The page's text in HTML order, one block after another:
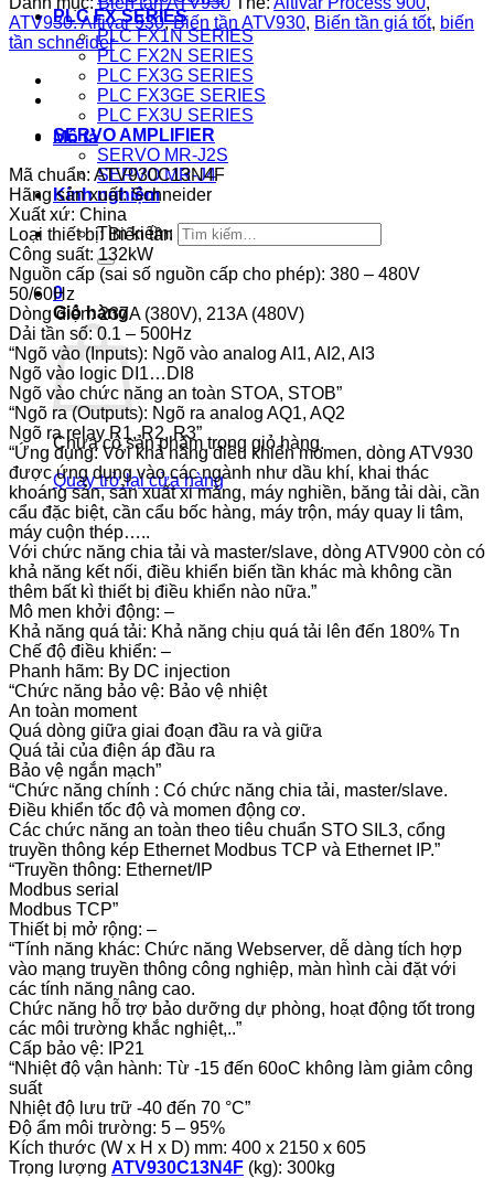
PLC FX SERIES
PLC FX1N SERIES
PLC FX2N SERIES
PLC FX3G SERIES
PLC FX3GE SERIES
PLC FX3U SERIES
SERVO AMPLIFIER
SERVO MR-J2S
SERVO MR-J4
Kinh nghiệm
Tìm kiếm:
0
Giỏ hàng
Chưa có sản phẩm trong giỏ hàng.
Quay trở lại cửa hàng
ATV930. Altivar 930,Biến tần ATV930, Biến tần giá tốt, biến
tần schneider
Mô tả
Mã chuẩn: ATV930C13N4F
Hãng sản xuất: Schneider
Xuất xứ: China
Loại thiết bị: Biến tần
Công suất: 132kW
Nguồn cấp (sai số nguồn cấp cho phép): 380 – 480V
50/60Hz
Dòng điện: 237A (380V), 213A (480V)
Dải tần số: 0.1 – 500Hz
“Ngõ vào (Inputs): Ngõ vào analog AI1, AI2, AI3
Ngõ vào logic DI1…DI8
Ngõ vào chức năng an toàn STOA, STOB”
“Ngõ ra (Outputs): Ngõ ra analog AQ1, AQ2
Ngõ ra relay R1, R2, R3”
“Ứng dụng: Với khả năng điều khiển momen, dòng ATV930
được ứng dụng vào các ngành như dầu khí, khai thác
khoáng sản, sản xuất xi măng, máy nghiền, băng tải dài, cần
cẩu đặc biệt, cần cẩu bốc hàng, máy trộn, máy quay li tâm,
máy cuộn thép…..
Với chức năng chia tải và master/slave, dòng ATV900 còn có
khả năng kết nối, điều khiển biến tần khác mà không cần
thêm bất kì thiết bị điều khiển nào nữa.”
Mô men khởi động: –
Khả năng quá tải: Khả năng chịu quá tải lên đến 180% Tn
Chế độ điều khiển: –
Phanh hãm: By DC injection
“Chức năng bảo vệ: Bảo vệ nhiệt
An toàn moment
Quá dòng giữa giai đoạn đầu ra và giữa
Quá tải của điện áp đầu ra
Bảo vệ ngắn mạch”
“Chức năng chính : Có chức năng chia tải, master/slave.
Điều khiển tốc độ và momen động cơ.
Các chức năng an toàn theo tiêu chuẩn STO SIL3, cổng
truyền thông kép Ethernet Modbus TCP và Ethernet IP.”
“Truyền thông: Ethernet/IP
Modbus serial
Modbus TCP”
Thiết bị mở rộng: –
“Tính năng khác: Chức năng Webserver, dễ dàng tích hợp
vào mạng truyền thông công nghiệp, màn hình cài đặt với
các tính năng nâng cao.
Chức năng hỗ trợ bảo dưỡng dự phòng, hoạt động tốt trong
các môi trường khắc nghiệt,..”
Cấp bảo vệ: IP21
“Nhiệt độ vận hành: Từ -15 đến 60oC không làm giảm công
suất
Nhiệt độ lưu trữ -40 đến 70 °C”
Độ ẩm môi trường: 5 – 95%
Kích thước (W x H x D) mm: 400 x 2150 x 605
Trọng lượng ATV930C13N4F (kg): 300kg